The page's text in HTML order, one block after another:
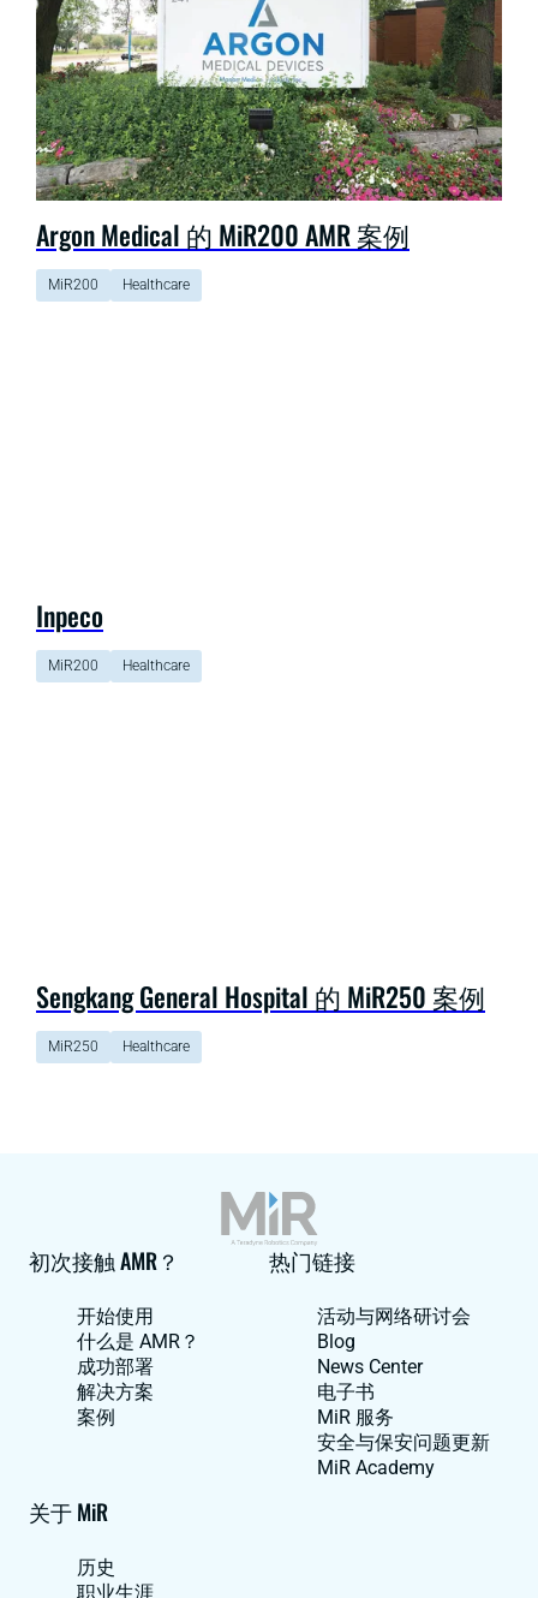
Argon Medical 的 MiR200 AMR 案例
MiR200 Healthcare
Inpeco
MiR200 Healthcare
Sengkang General Hospital 的 MiR250 案例
MiR250 Healthcare
初次接触 AMR？
开始使用
什么是 AMR？
成功部署
解决方案
案例
热门链接
活动与网络研讨会
Blog
News Center
电子书
MiR 服务
安全与保安问题更新
MiR Academy
关于 MiR
历史
职业生涯